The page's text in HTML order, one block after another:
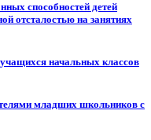
способностей детей
отсталостью на занятиях
начальных классов
младших школьников с